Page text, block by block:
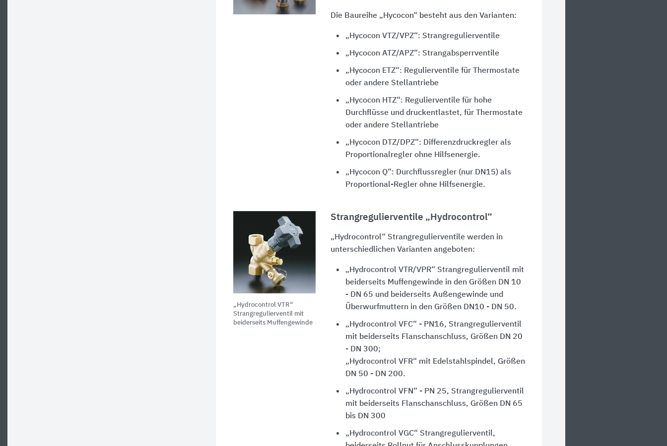
Die Baureihe „Hycocon“ besteht aus den Varianten:
„Hycocon VTZ/VPZ“: Strangregulierventile
„Hycocon ATZ/APZ“: Strangabsperrventile
„Hycocon ETZ“: Regulierventile für Thermostate
oder andere Stellantriebe
„Hycocon HTZ“: Regulierventile für hohe
Durchflüsse und druckentlastet, für Thermostate
oder andere Stellantriebe
„Hycocon DTZ/DPZ“: Differenzdruckregler als
Proportionalregler ohne Hilfsenergie.
„Hycocon Q“: Durchflussregler (nur DN15) als
Proportional-Regler ohne Hilfsenergie.
„Hydrocontrol VTR“
Strangregulierventil mit
beiderseits Muffengewinde
Strangregulierventile „Hydrocontrol“
„Hydrocontrol“ Strangregulierventile werden in
unterschiedlichen Varianten angeboten:
„Hydrocontrol VTR/VPR“ Strangregulierventil mit
beiderseits Muffengewinde in den Größen DN 10
- DN 65 und beiderseits Außengewinde und
Überwurfmuttern in den Größen DN10 - DN 50.
„Hydrocontrol VFC“ - PN16, Strangregulierventil
mit beiderseits Flanschanschluss, Größen DN 20
- DN 300;
„Hydrocontrol VFR“ mit Edelstahlspindel, Größen
DN 50 - DN 200.
„Hydrocontrol VFN“ - PN 25, Strangregulierventil
mit beiderseits Flanschanschluss, Größen DN 65
bis DN 300
„Hydrocontrol VGC“ Strangregulierventil,